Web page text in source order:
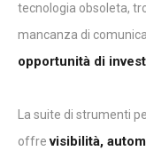
tecnologia obsoleta,
mancanza di
opportunità di
La suite di strumenti
offrevisibilità,